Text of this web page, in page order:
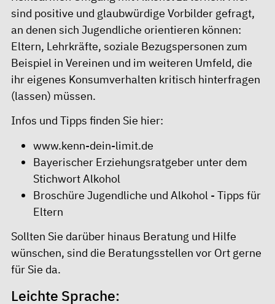
sind positive und glaubwürdige Vorbilder gefragt,
an denen sich Jugendliche orientieren können:
Eltern, Lehrkräfte, soziale Bezugspersonen zum
Beispiel in Vereinen und im weiteren Umfeld, die
ihr eigenes Konsumverhalten kritisch hinterfragen
(lassen) müssen.
Infos und Tipps finden Sie hier:
www.kenn-dein-limit.de
Bayerischer Erziehungsratgeber unter dem
Stichwort Alkohol
Broschüre Jugendliche und Alkohol - Tipps für
Eltern
Sollten Sie darüber hinaus Beratung und Hilfe
wünschen, sind die Beratungsstellen vor Ort gerne
für Sie da.
Leichte Sprache: